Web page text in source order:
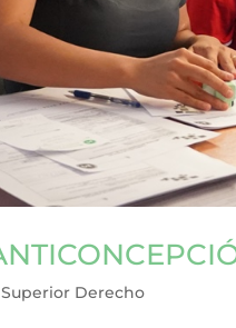
Superior Derecho